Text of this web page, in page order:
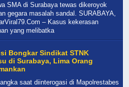
SMA di Surabaya tewas dikeroyok
gegara masalah sandal. SURABAYA,
– Kasus kekerasan
yang melibatka
Bongkar Sindikat STNK
di Surabaya, Lima Orang
saat diinterogasi di Mapolrestabes